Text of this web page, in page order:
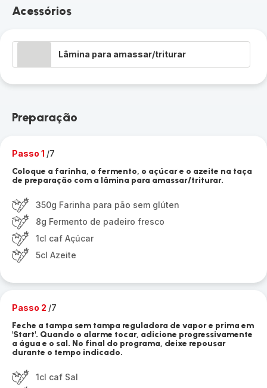
Acessórios
Lâmina para amassar/triturar
Preparação
Passo 1 /7
Coloque a farinha, o fermento, o açúcar e o azeite na taça
de preparação com a lâmina para amassar/triturar.
350g Farinha para pão sem glúten
8g Fermento de padeiro fresco
1cl caf Açúcar
5cl Azeite
Passo 2 /7
Feche a tampa sem tampa reguladora de vapor e prima em
'Start'. Quando o alarme tocar, adicione progressivamente
a água e o sal. No final do programa, deixe repousar
durante o tempo indicado.
1cl caf Sal